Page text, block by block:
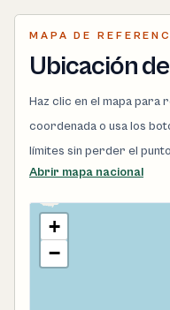
MAPA DE
Ubicación
Haz clic en el mapa para
coordenada o usa los
límites sin perder el
Abrir mapa nacional
+
−